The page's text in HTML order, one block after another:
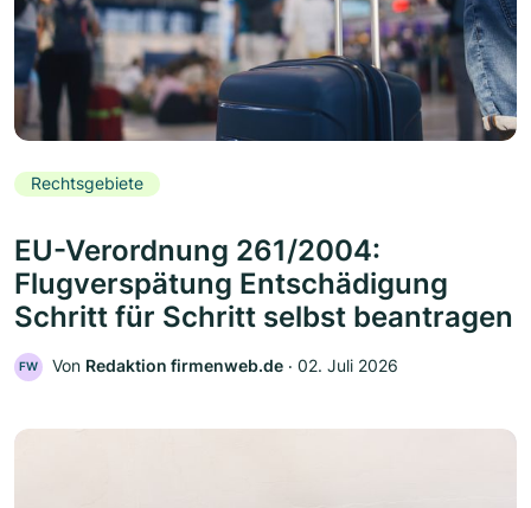
Rechtsgebiete
EU-Verordnung 261/2004:
Flugverspätung Entschädigung
Schritt für Schritt selbst beantragen
FW Von Redaktion firmenweb.de ‧ 02. Juli 2026